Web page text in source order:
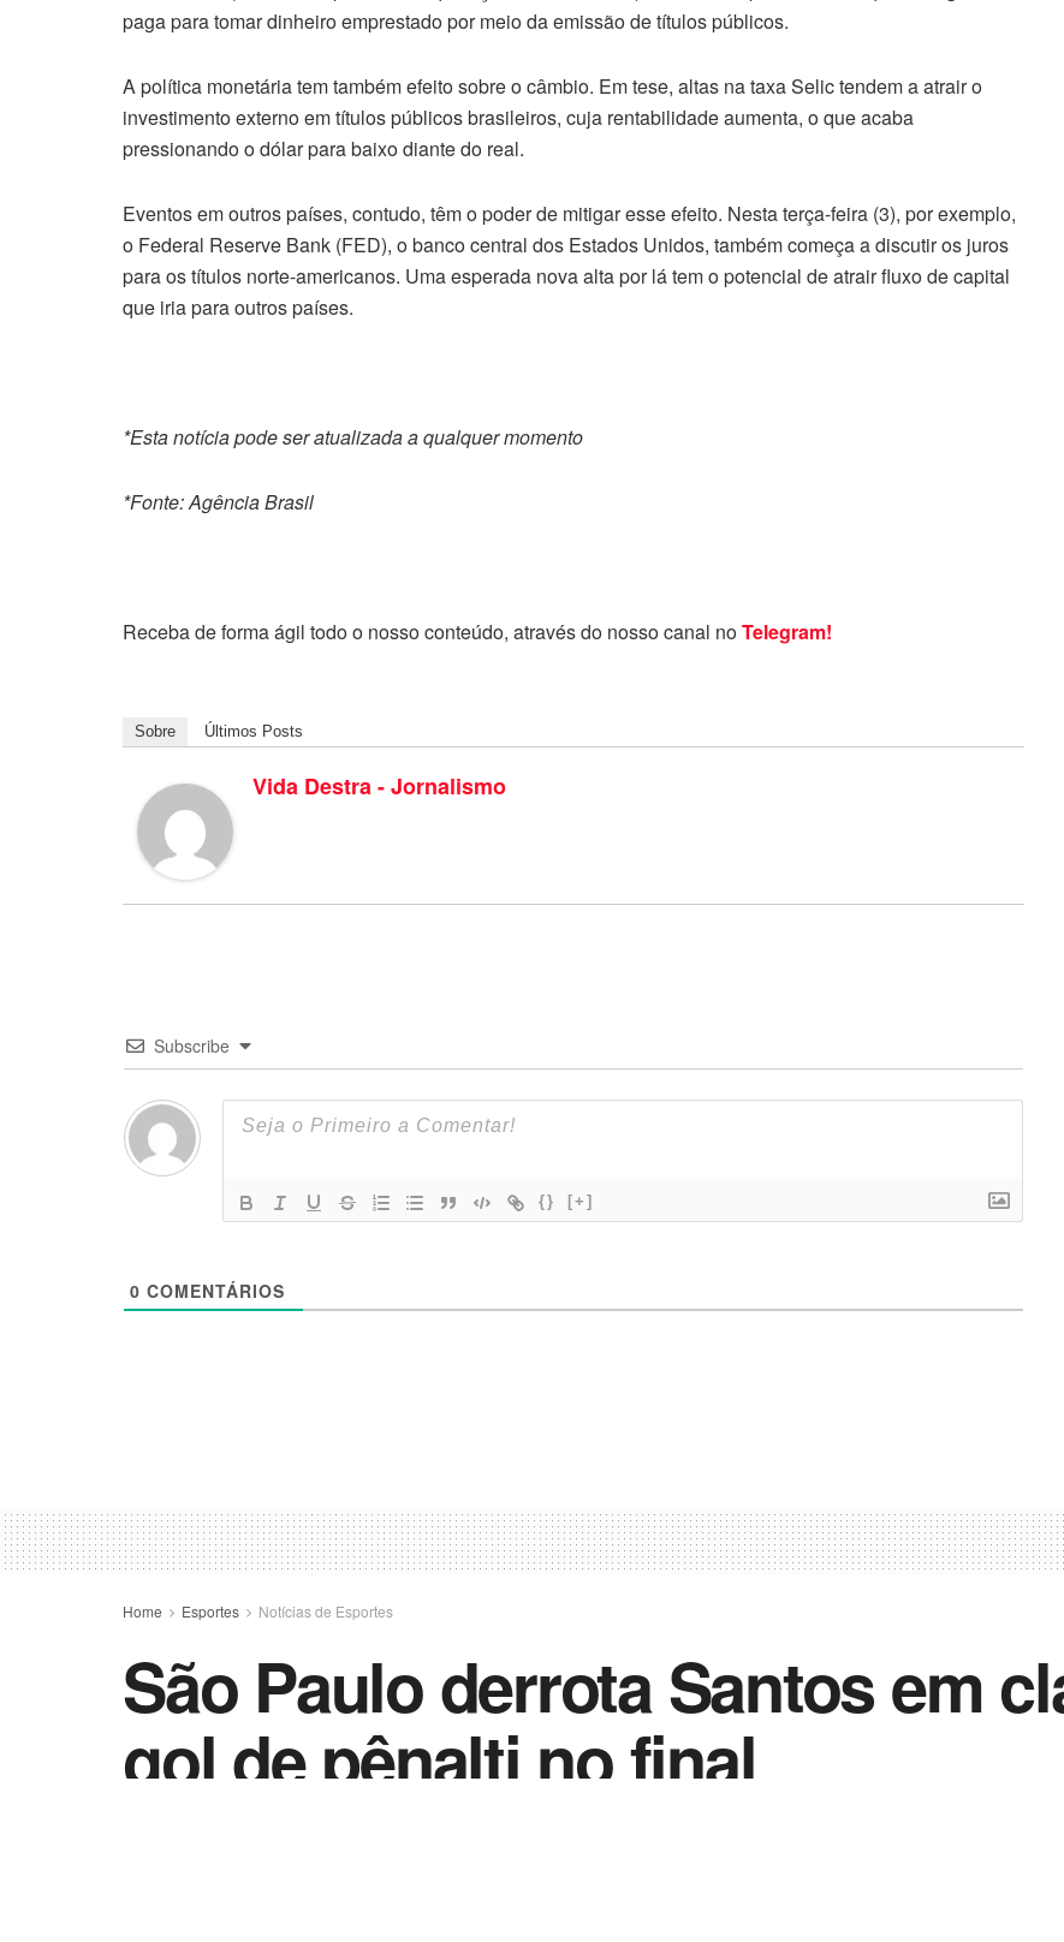
paga para tomar dinheiro emprestado por meio da emissão de títulos públicos.
A política monetária tem também efeito sobre o câmbio. Em tese, altas na taxa Selic tendem a atrair o
investimento externo em títulos públicos brasileiros, cuja rentabilidade aumenta, o que acaba
pressionando o dólar para baixo diante do real.
Eventos em outros países, contudo, têm o poder de mitigar esse efeito. Nestaterça-feira (3), por exemplo,
o Federal Reserve Bank (FED), o banco central dos Estados Unidos, também começa a discutir os juros
para os títulos norte-americanos. Uma esperada nova alta por lá tem o potencial de atrair fluxo de capital
que iria para outros países.
*Esta notícia pode ser atualizada a qualquer momento
*Fonte: Agência Brasil
Receba de forma ágil todo o nosso conteúdo, através do nosso canal noTelegram!
Sobre Últimos Posts
Vida Destra - Jornalismo
Subscribe
{} [+]
0 COMENTÁRIOS
Home Esportes Notícias de Esportes
São Paulo derrota Santos em
gol de pênalti no final